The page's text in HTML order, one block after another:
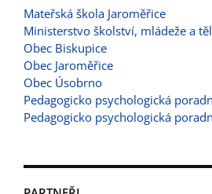
Mateřská škola Jaroměřice
Ministerstvo školství, mládeže a
Obec Biskupice
Obec Jaroměřice
Obec Úsobrno
Pedagogicko psychologická
Pedagogicko psychologická